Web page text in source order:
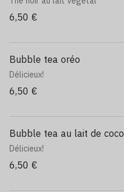
6,50 €
Bubble tea oréo
Délicieux!
6,50 €
Bubble tea au lait de coco
Délicieux!
6,50 €